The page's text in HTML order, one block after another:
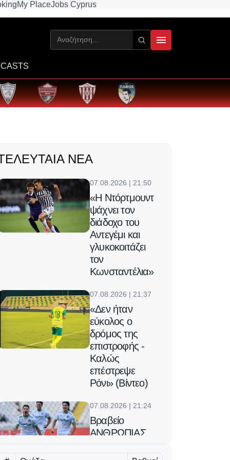
My PlaceJobs Cyprus
ΝΈΑ
07.08.2026 | 21:50
«Η Ντόρτμουντ
ψάχνει τον
διάδοχο του
Αντεγέμι και
γλυκοκοιτάζει
τον
Κωνσταντέλια»
07.08.2026 | 21:37
«Δεν ήταν
εύκολος ο
δρόμος της
επιστροφής -
Καλώς
επέστρεψε
Ρόνι» (Βίντεο)
07.08.2026 | 21:24
Βραβείο
ΑΝΘΡΩΠΙΑΣ
Χατζηγιοβάννη